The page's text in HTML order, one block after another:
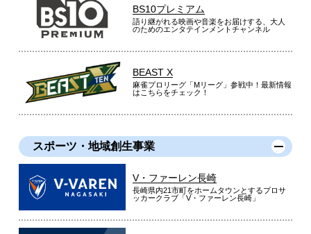
BS10プレミアム
語り継がれる映画や音楽をお届けする、大人
のためのエンタテインメントチャンネル
BEAST X
麻雀プロリーグ「Mリーグ」参戦中！最新情報
はこちらをチェック！
スポーツ・地域創生事業
V・ファーレン長崎
長崎県内21市町をホームタウンとするプロサ
ッカークラブ「V・ファーレン長崎」